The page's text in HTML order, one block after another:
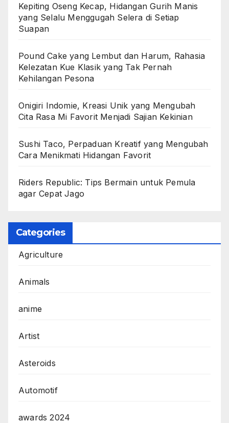
Kepiting Oseng Kecap, Hidangan Gurih Manis
yang Selalu Menggugah Selera di Setiap
Suapan
Pound Cake yang Lembut dan Harum, Rahasia
Kelezatan Kue Klasik yang Tak Pernah
Kehilangan Pesona
Onigiri Indomie, Kreasi Unik yang Mengubah
Cita Rasa Mi Favorit Menjadi Sajian Kekinian
Sushi Taco, Perpaduan Kreatif yang Mengubah
Cara Menikmati Hidangan Favorit
Riders Republic: Tips Bermain untuk Pemula
agar Cepat Jago
Categories
Agriculture
Animals
anime
Artist
Asteroids
Automotif
awards 2024